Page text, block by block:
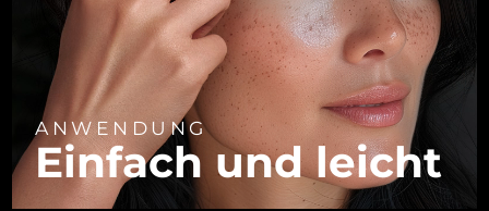
ANWENDUNG
Einfach und leicht